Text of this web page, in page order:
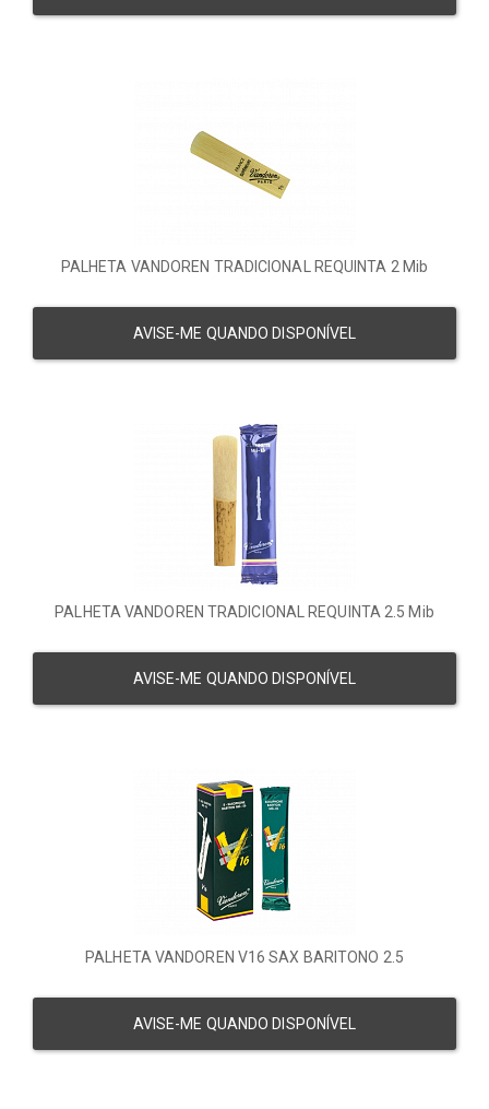
PALHETA VANDOREN TRADICIONAL REQUINTA 2 Mib
AVISE-ME QUANDO DISPONÍVEL
PALHETA VANDOREN TRADICIONAL REQUINTA 2.5 Mib
AVISE-ME QUANDO DISPONÍVEL
PALHETA VANDOREN V16 SAX BARITONO 2.5
AVISE-ME QUANDO DISPONÍVEL